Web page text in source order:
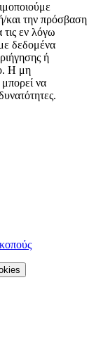
και την πρόσβαση
εν λόγω
δεδομένα
ή
Η μη
να